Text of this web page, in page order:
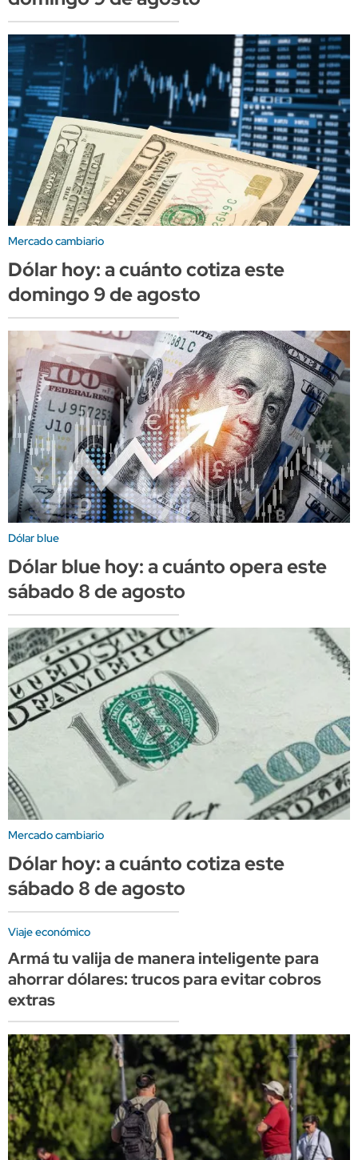
Mercado cambiario
Dólar hoy: a cuánto cotiza este
domingo 9 de agosto
Dólar blue
Dólar blue hoy: a cuánto opera este
sábado 8 de agosto
Mercado cambiario
Dólar hoy: a cuánto cotiza este
sábado 8 de agosto
Viaje económico
Armá tu valija de manera inteligente para
ahorrar dólares: trucos para evitar cobros
extras